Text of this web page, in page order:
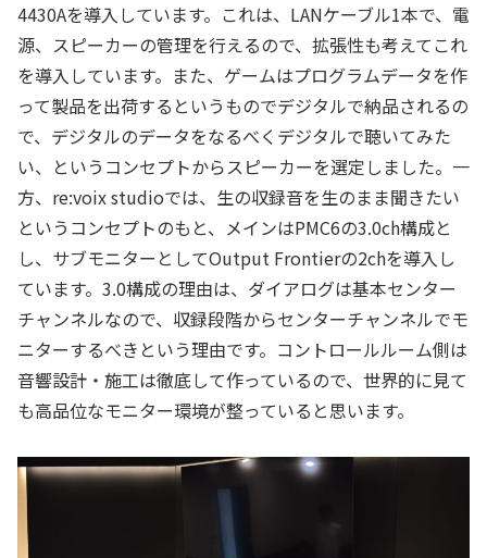
4430Aを導入しています。これは、LANケーブル1本で、電
源、スピーカーの管理を行えるので、拡張性も考えてこれ
を導入しています。また、ゲームはプログラムデータを作
って製品を出荷するというものでデジタルで納品されるの
で、デジタルのデータをなるべくデジタルで聴いてみた
い、というコンセプトからスピーカーを選定しました。一
方、re:voix studioでは、生の収録音を生のまま聞きたい
というコンセプトのもと、メインはPMC6の3.0ch構成と
し、サブモニターとしてOutput Frontierの2chを導入し
ています。3.0構成の理由は、ダイアログは基本センター
チャンネルなので、収録段階からセンターチャンネルでモ
ニターするべきという理由です。コントロールルーム側は
音響設計・施工は徹底して作っているので、世界的に見て
も高品位なモニター環境が整っていると思います。